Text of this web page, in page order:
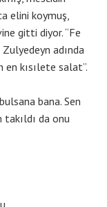
elini koymuş,
gitti diyor. “Fe
adında
en kısılete salat”.
bana. Sen
takıldı da onu